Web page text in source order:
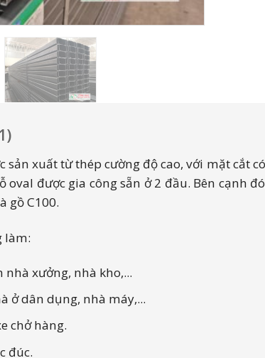
sản xuất từ thép cường độ cao, với mặt cắt
oval được gia công sẵn ở 2 đầu. Bên cạnh
gồ C100.
làm:
nhà xưởng, nhà kho,...
ở dân dụng, nhà máy,...
chở hàng.
đúc.